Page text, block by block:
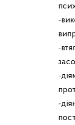
-
-
-
-